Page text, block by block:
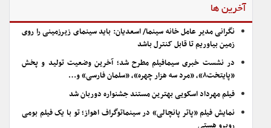
آخرین ها
نگرانی مدیر عامل خانه سینما/ اسعدیان: باید سینمای زیرزمینی را روی
زمین بیاوریم تا قابل کنترل باشد
در نشست خبری سیمافیلم مطرح شد؛ آخرین وضعیت تولید و پخش
«پایتخت۸»، «مرد سه هزار چهره»، «سلمان فارسی» و…
فیلم مهرداد اسکویی بهترین مستند جشنواره دوربان شد
نمایش فیلم «پاتر پانچالی» در سینماتوگراف اهواز؛ تو با یک فیلم بومی